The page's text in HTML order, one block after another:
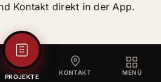
PROJEKTE
KONTAKT MENÜ
Kontakt direkt in der App.